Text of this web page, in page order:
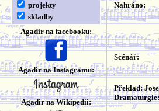
projekty
skladby
Agadir na facebooku:
Agadir na Instagramu:
Agadir na Wikipedii:
Nahráno:
Scénář:
Překlad: